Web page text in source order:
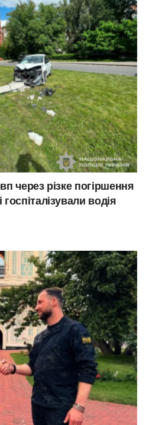
через різке погіршення
водія